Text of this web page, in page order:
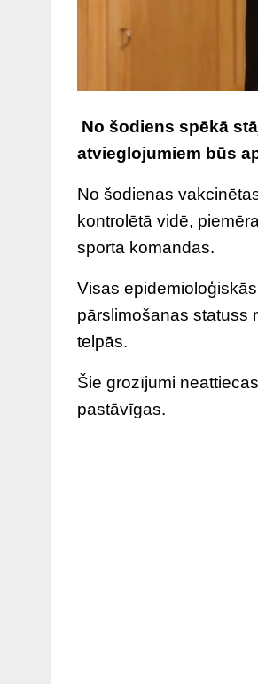
No šodiens spēkā
atvieglojumiem būs
No šodienas
kontrolētā vidē,
sporta komandas.
Visas
pārslimošanas statuss
telpās.
Šie grozījumi
pastāvīgas.